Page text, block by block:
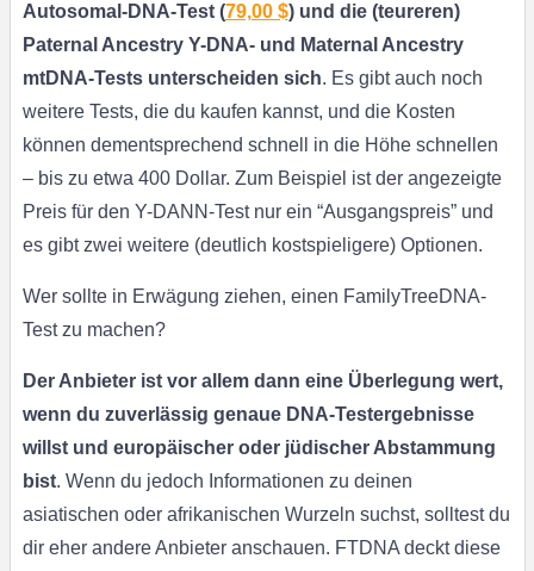
Autosomal-DNA-Test (79,00 $) und die (teureren)
Paternal Ancestry Y-DNA- und Maternal Ancestry
mtDNA-Tests unterscheiden sich. Es gibt auch noch
weitere Tests, die du kaufen kannst, und die Kosten
können dementsprechend schnell in die Höhe schnellen
– bis zu etwa 400 Dollar. Zum Beispiel ist der angezeigte
Preis für den Y-DANN-Test nur ein “Ausgangspreis” und
es gibt zwei weitere (deutlich kostspieligere) Optionen.
Wer sollte in Erwägung ziehen, einen FamilyTreeDNA-
Test zu machen?
Der Anbieter ist vor allem dann eine Überlegung wert,
wenn du zuverlässig genaue DNA-Testergebnisse
willst und europäischer oder jüdischer Abstammung
bist. Wenn du jedoch Informationen zu deinen
asiatischen oder afrikanischen Wurzeln suchst, solltest du
dir eher andere Anbieter anschauen. FTDNA deckt diese